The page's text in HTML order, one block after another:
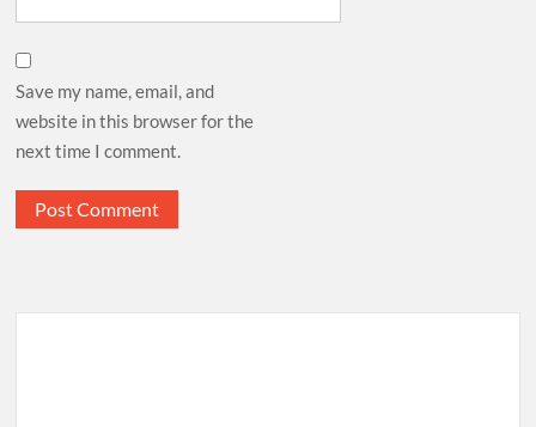
Save my name, email, and
website in this browser for the
next time I comment.